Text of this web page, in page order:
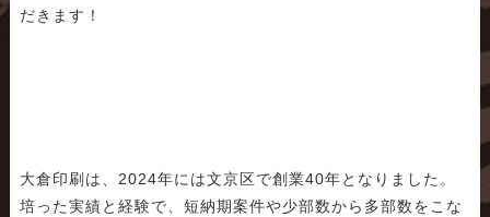
だきます！
大倉印刷は、2024年には文京区で創業40年となりました。
培った実績と経験で、短納期案件や少部数から多部数をこな